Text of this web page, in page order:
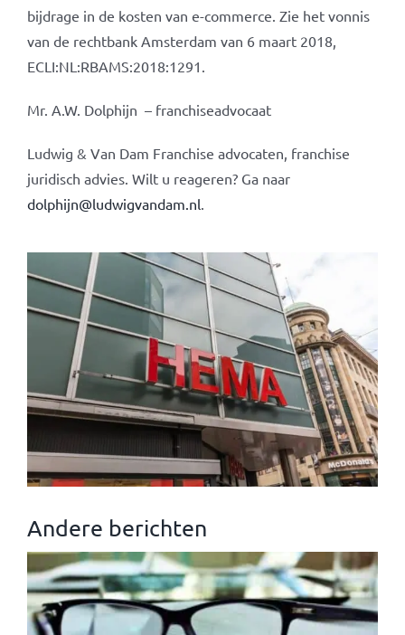
bijdrage in de kosten van e-commerce. Zie het vonnis
van de rechtbank Amsterdam van 6 maart 2018,
ECLI:NL:RBAMS:2018:1291.
Mr. A.W. Dolphijn – franchiseadvocaat
Ludwig & Van Dam Franchise advocaten, franchise
juridisch advies. Wilt u reageren? Ga naar
dolphijn@ludwigvandam.nl.
Andere berichten